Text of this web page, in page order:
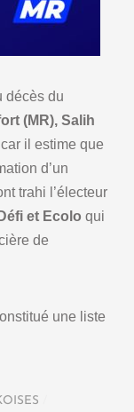
décès du
(MR), Salih
il estime que
d’un
trahi l’électeur
et Ecolo qui
de
une liste